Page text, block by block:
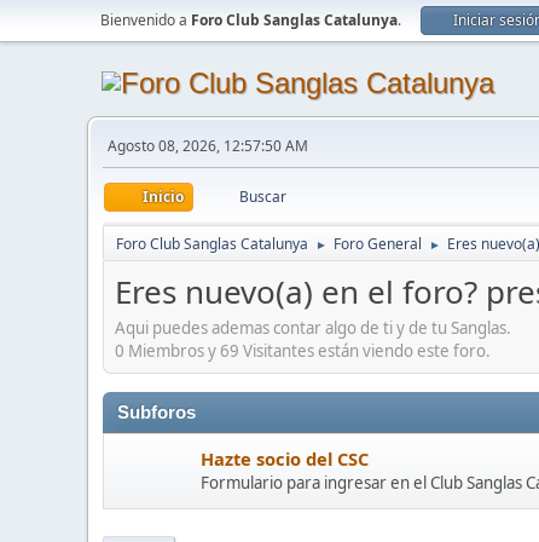
Bienvenido a Foro Club Sanglas Catalunya. Iniciar
Agosto 08, 2026, 12:57:50 AM
Inicio Buscar
Foro Club Sanglas Catalunya ► Foro General ► Eres
Eres nuevo(a) en el foro?
Aqui puedes ademas contar algo de ti y de tu Sanglas.
0 Miembros y 69 Visitantes están viendo este foro.
Subforos
Hazte socio del CSC
Formulario para ingresar en el Club Sanglas